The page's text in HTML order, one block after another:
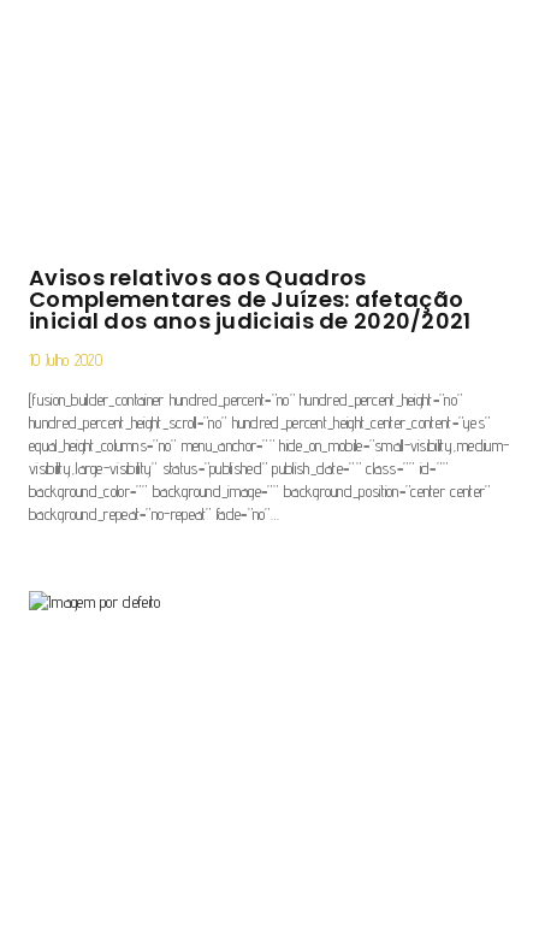
Avisos relativos aos Quadros
Complementares de Juízes: afetação
inicial dos anos judiciais de 2020/2021
10 Julho 2020
[fusion_builder_container hundred_percent=”no” hundred_percent_height=”no”
hundred_percent_height_scroll=”no” hundred_percent_height_center_content=”yes”
equal_height_columns=”no” menu_anchor=”” hide_on_mobile=”small-visibility,medium-
visibility,large-visibility” status=”published” publish_date=”” class=”” id=””
background_color=”” background_image=”” background_position=”center center”
background_repeat=”no-repeat” fade=”no”…